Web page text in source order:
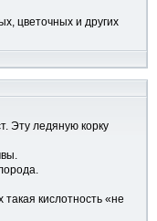
цветочных и других
Эту ледяную корку
кислотность «не